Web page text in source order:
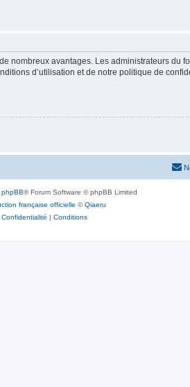
nombreux avantages. Les administrateurs
d’utilisation et de notre politique de
phpBB® Forum Software © phpBB Limited
française officielle ©Qiaeru
Confidentialité | Conditions